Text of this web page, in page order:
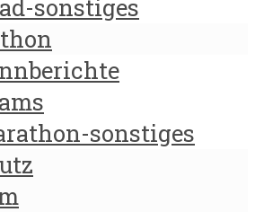
sonstiges
sonstiges